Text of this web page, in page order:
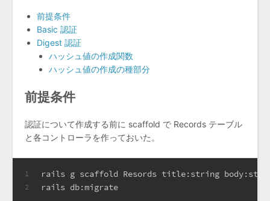
前提条件
Basic 認証
Digest 認証
ハッシュ値の作成関数
ハッシュ値の作成の種部分
前提条件
認証について作成する前に scaffold で Records テーブル
と各コントローラを作っておいた。
1
2
rails g scaffold Resords title:string
rails db:migrate